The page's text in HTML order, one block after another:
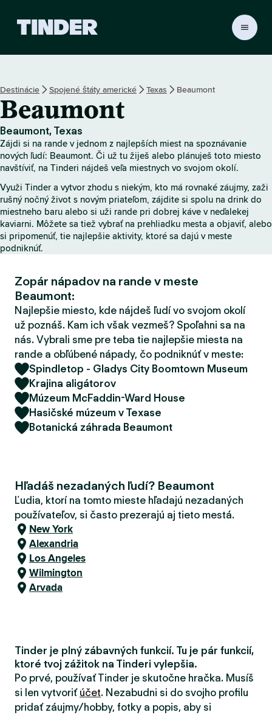
s
k
á
b
r
a
o
v
k
a
T
d
r
Destinácie Spojené štáty americké Texas Beaumont
Beaumont
Beaumont, Texas
Zájdi si na rande v jednom z najlepších miest na spoznávanie
nových ľudí: Beaumont. Či už tu žiješ alebo plánuješ toto miesto
navštíviť, na Tinderi nájdeš veľa miestnych vo svojom okolí.
Využi Tinder a vytvor zhodu s niekým, kto má rovnaké záujmy, zaži
rušný nočný život s novým priateľom, zájdite si spolu na drink do
miestneho baru alebo si uži rande pri dobrej káve v neďalekej
kaviarni. Môžete sa tiež vybrať na prehliadku mesta a objaviť, alebo
si pripomenúť, tie najlepšie aktivity, ktoré sa dajú v meste
podniknúť.
Zopár nápadov na rande v meste
Beaumont:
Najlepšie miesto, kde nájdeš ľudí vo svojom okolí
už poznáš. Kam ich však vezmeš? Spoľahni sa na
nás. Vybrali sme pre teba tie najlepšie miesta na
rande a obľúbené nápady, čo podniknúť v meste:
Spindletop - Gladys City Boomtown Museum
Krajina aligátorov
Múzeum McFaddin-Ward House
Hasičské múzeum v Texase
Botanická záhrada Beaumont
Hľadáš nezadaných ľudí? Beaumont
Ľudia, ktorí na tomto mieste hľadajú nezadaných
používateľov, si často prezerajú aj tieto mestá.
New York
Alexandria
Los Angeles
Wilmington
Arvada
Tinder je plný zábavných funkcií. Tu je pár funkcií,
ktoré tvoj zážitok na Tinderi vylepšia.
Po prvé, používať Tinder je skutočne hračka. Musíš
si len vytvoriť účet. Nezabudni si do svojho profilu
pridať záujmy/hobby, fotky a popis, aby si